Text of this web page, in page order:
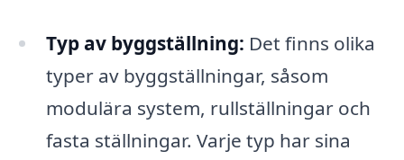
Typ av byggställning: Det finns olika
typer av byggställningar, såsom
modulära system, rullställningar och
fasta ställningar. Varje typ har sina